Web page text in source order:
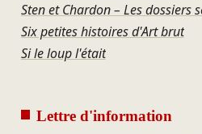
Sten et Chardon – Les dossiers
Six petites histoires d'Art brut
Si le loup l'était
Lettre d'information